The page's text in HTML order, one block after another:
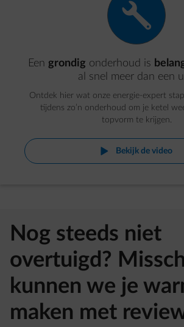
wrench
Een grondig onderhoud is
al snel meer dan een
Ontdek hier wat onze energie-expert
tijdens zo’n onderhoud om je ketel
topvorm te krijgen.
vid-play Bekijk de video
Nog steeds niet
overtuigd?
kunnen we je
maken met